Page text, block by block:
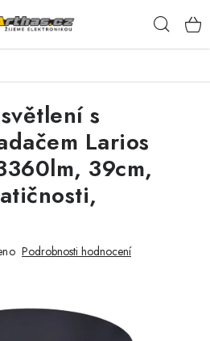
s
Larios
39cm,
Podrobnosti hodnocení